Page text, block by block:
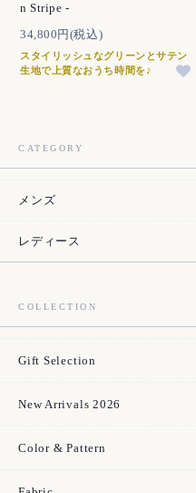
n Stripe -
34,800円(税込)
スタイリッシュなグリーンとサテン
生地で上質なおうち時間を♪
CATEGORY
メンズ
レディース
COLLECTION
Gift Selection
New Arrivals 2026
Color & Pattern